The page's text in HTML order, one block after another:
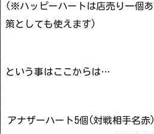
(※ハッピーハートは店売り一個あ
策としても使えます)
という事はここからは…
アナザーハート5個(対戦相手名